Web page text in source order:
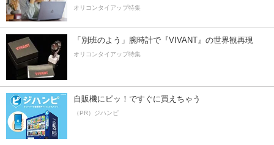
オリコンタイアップ特集
「別班のよう」腕時計で『VIVANT』の世界観再現
オリコンタイアップ特集
自販機にピッ！ですぐに買えちゃう
（PR）ジハンピ